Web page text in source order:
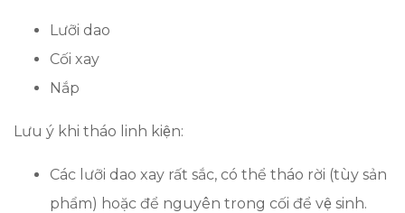
Lưỡi dao
Cối xay
Nắp
Lưu ý khi tháo linh kiện:
Các lưỡi dao xay rất sắc, có thể tháo rời (tùy sản
phẩm) hoặc để nguyên trong cối để vệ sinh.